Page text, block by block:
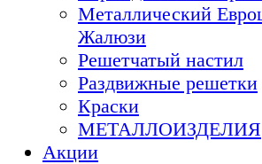
Металлический
Жалюзи
Решетчатый настил
Раздвижные решетки
Краски
МЕТАЛЛОИЗДЕЛИЯ
Акции